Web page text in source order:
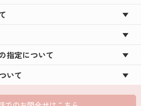
指定について
いて